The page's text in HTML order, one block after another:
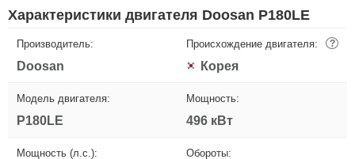
Характеристики двигателя Doosan P180LE
Производитель:
Doosan
Происхождение двигателя: ?
Корея
Модель двигателя:
P180LE
Мощность:
496 кВт
Мощность (л.с.): Обороты: